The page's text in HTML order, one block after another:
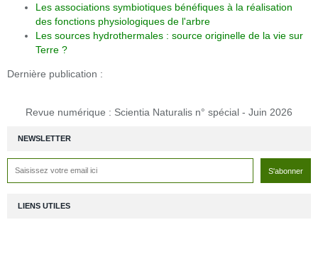
NEWSLETTER
Les associations symbiotiques bénéfiques à la réalisation
des fonctions physiologiques de l'arbre
Les sources hydrothermales : source originelle de la vie sur
Terre ?
Dernière publication :
Revue numérique : Scientia Naturalis n° spécial - Juin 2026
LIENS UTILES